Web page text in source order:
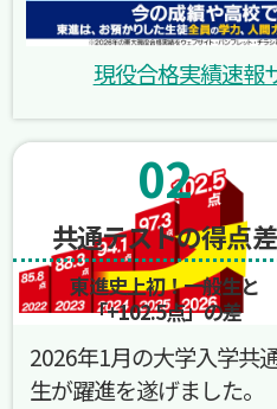
現役合格実績速報
02
共通テストの得点差
東進史上初！一般生と
「+102.5点」の差
2026年1月の大学入学共
生が躍進を遂げました。